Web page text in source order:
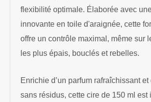
flexibilité optimale. Élaborée avec
innovante en toile d'araignée, cette
offre un contrôle maximal, même sur
les plus épais, bouclés et rebelles.
Enrichie d’un parfum rafraîchissant et
sans résidus, cette cire de 150 ml est